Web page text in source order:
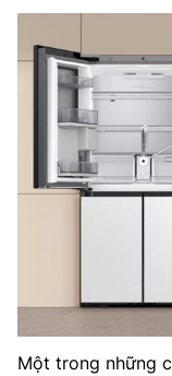
Một trong những